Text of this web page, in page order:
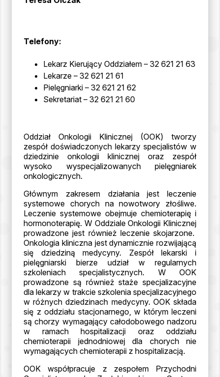
Telefony:
Lekarz Kierujący Oddziałem – 32 621 21 63
Lekarze – 32 621 21 61
Pielęgniarki – 32 621 21 62
Sekretariat – 32 621 21 60
Oddział Onkologii Klinicznej (OOK) tworzy
zespół doświadczonych lekarzy specjalistów w
dziedzinie onkologii klinicznej oraz zespół
wysoko wyspecjalizowanych pielęgniarek
onkologicznych.
Głównym zakresem działania jest leczenie
systemowe chorych na nowotwory złośliwe.
Leczenie systemowe obejmuje chemioterapię i
hormonoterapię. W Oddziale Onkologii Klinicznej
prowadzone jest również leczenie skojarzone.
Onkologia kliniczna jest dynamicznie rozwijającą
się dziedziną medycyny. Zespół lekarski i
pielęgniarski bierze udział w regularnych
szkoleniach specjalistycznych. W OOK
prowadzone są również staże specjalizacyjne
dla lekarzy w trakcie szkolenia specjalizacyjnego
w różnych dziedzinach medycyny. OOK składa
się z oddziału stacjonarnego, w którym leczeni
są chorzy wymagający całodobowego nadzoru
w ramach hospitalizacji oraz oddziału
chemioterapii jednodniowej dla chorych nie
wymagających chemioterapii z hospitalizacją.
OOK współpracuje z zespołem Przychodni